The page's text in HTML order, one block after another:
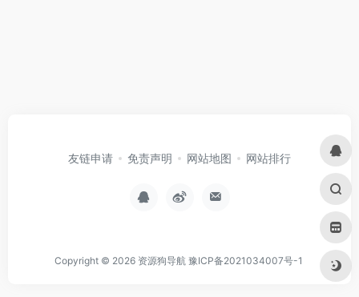
友链申请 免责声明 网站地图 网站排行
Copyright © 2026 资源狗导航 豫ICP备2021034007号-1